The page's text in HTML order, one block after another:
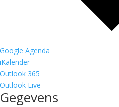
Google Agenda
iKalender
Outlook 365
Outlook Live
Gegevens